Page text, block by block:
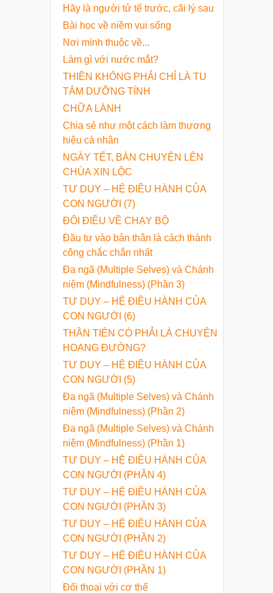
Hãy là người tử tế trước, cãi lý sau
Bài học về niềm vui sống
Nơi mình thuộc về...
Làm gì với nước mắt?
THIỀN KHÔNG PHẢI CHỈ LÀ TU
TÂM DƯỠNG TÍNH
CHỮA LÀNH
Chia sẻ như một cách làm thương
hiệu cá nhân
NGÀY TẾT, BÀN CHUYỆN LÊN
CHÙA XIN LỘC
TƯ DUY – HỆ ĐIỀU HÀNH CỦA
CON NGƯỜI (7)
ĐÔI ĐIỀU VỀ CHẠY BỘ
Đầu tư vào bản thân là cách thành
công chắc chắn nhất
Đa ngã (Multiple Selves) và Chánh
niệm (Mindfulness) (Phần 3)
TƯ DUY – HỆ ĐIỀU HÀNH CỦA
CON NGƯỜI (6)
THẦN TIÊN CÓ PHẢI LÀ CHUYỆN
HOANG ĐƯỜNG?
TƯ DUY – HỆ ĐIỀU HÀNH CỦA
CON NGƯỜI (5)
Đa ngã (Multiple Selves) và Chánh
niệm (Mindfulness) (Phần 2)
Đa ngã (Multiple Selves) và Chánh
niệm (Mindfulness) (Phần 1)
TƯ DUY – HỆ ĐIỀU HÀNH CỦA
CON NGƯỜI (PHẦN 4)
TƯ DUY – HỆ ĐIỀU HÀNH CỦA
CON NGƯỜI (PHẦN 3)
TƯ DUY – HỆ ĐIỀU HÀNH CỦA
CON NGƯỜI (PHẦN 2)
TƯ DUY – HỆ ĐIỀU HÀNH CỦA
CON NGƯỜI (PHẦN 1)
Đối thoại với cơ thể